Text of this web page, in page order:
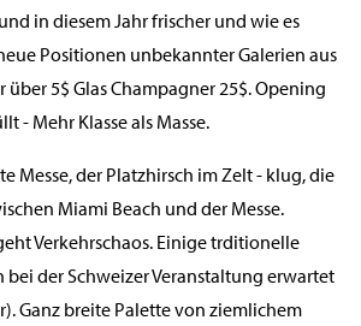
in diesem Jahr frischer und wie es
Positionen unbekannter Galerien aus
über 5$ Glas Champagner 25$. Opening
- Mehr Klasse als Masse.
Messe, der Platzhirsch im Zelt - klug, die
Miami Beach und der Messe.
Verkehrschaos. Einige trditionelle
bei der Schweizer Veranstaltung erwartet
Ganz breite Palette von ziemlichem